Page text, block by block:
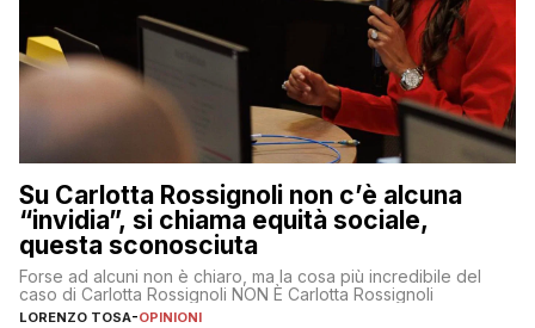
Su Carlotta Rossignoli non c’è alcuna
“invidia”, si chiama equità sociale,
questa sconosciuta
Forse ad alcuni non è chiaro, ma la cosa più incredibile del
caso di Carlotta Rossignoli NON È Carlotta Rossignoli
LORENZO TOSA-OPINIONI